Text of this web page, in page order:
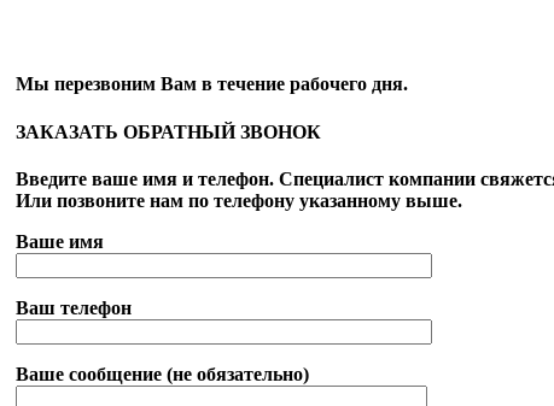
Мы перезвоним Вам в течение рабочего дня.
ЗАКАЗАТЬ ОБРАТНЫЙ ЗВОНОК
Введите ваше имя и телефон. Специалист компании
Или позвоните нам по телефону указанному выше.
Ваше имя
Ваш телефон
Ваше сообщение (не обязательно)